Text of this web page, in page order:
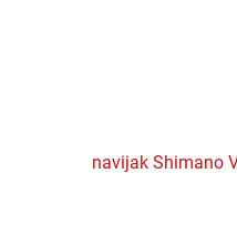
navijak Shimano